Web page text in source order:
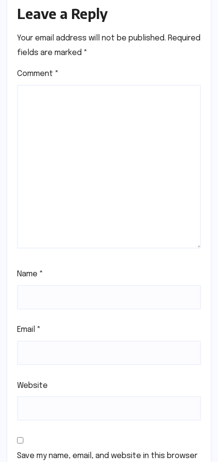
Leave a Reply
Your email address will not be published. Required
fields are marked *
Comment *
Name *
Email *
Website
Save my name, email, and website in this browser